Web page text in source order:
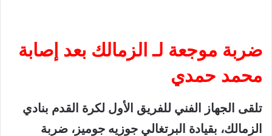
ضربة موجعة لـ الزمالك بعد إصابة
محمد حمدي
تلقى الجهاز الفني للفريق الأول لكرة القدم بنادي
الزمالك، بقيادة البرتغالي جوزيه جوميز، ضربة